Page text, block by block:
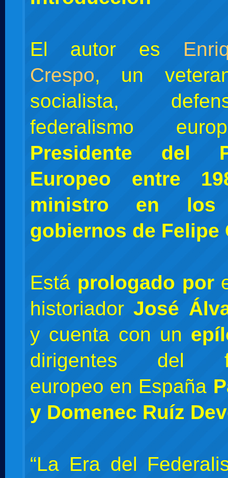
El autor es
Crespo, un
socialista,
federalismo
Presidente del
Europeo entre
ministro en los
gobiernos de Felipe
Está prologado por
historiadorJosé
y cuenta con un
dirigentes del
europeo en España
y Domenec Ruíz
“La Era del